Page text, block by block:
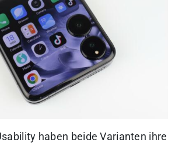
haben beide Varianten ihre